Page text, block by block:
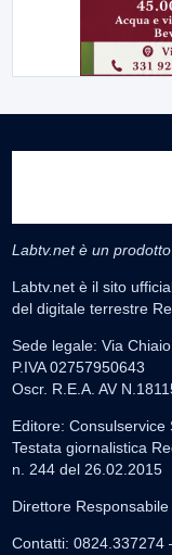
Labtv.net è un
Labtv.net è il sito
del digitale terrestre
Sede legale: Via
P.IVA 02757950643
Oscr. R.E.A. AV
Editore: Consulservice
Testata giornalistica
n. 244 del 26.02.2015
Direttore
Contatti: 0824.337274